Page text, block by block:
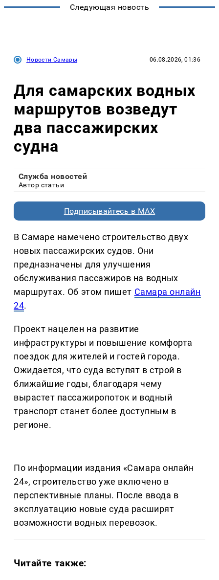
Следующая новость
Новости Самары 06.08.2026, 01:36
Для самарских водных
маршрутов возведут
два пассажирских
судна
Служба новостей
Автор статьи
Подписывайтесь в MAX
В Самаре намечено строительство двух
новых пассажирских судов. Они
предназначены для улучшения
обслуживания пассажиров на водных
маршрутах. Об этом пишет Самара онлайн
24.
Проект нацелен на развитие
инфраструктуры и повышение комфорта
поездок для жителей и гостей города.
Ожидается, что суда вступят в строй в
ближайшие годы, благодаря чему
вырастет пассажиропоток и водный
транспорт станет более доступным в
регионе.
По информации издания «Самара онлайн
24», строительство уже включено в
перспективные планы. После ввода в
эксплуатацию новые суда расширят
возможности водных перевозок.
Читайте также: